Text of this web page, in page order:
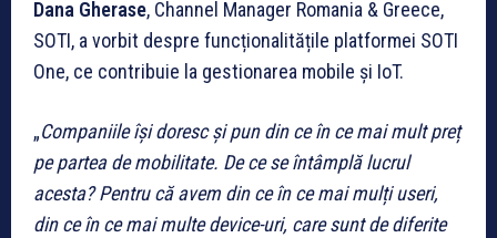
Dana Gherase, Channel Manager Romania & Greece,
SOTI, a vorbit despre funcționalitățile platformei SOTI
One, ce contribuie la gestionarea mobile și IoT.
„Companiile își doresc și pun din ce în ce mai mult preț
pe partea de mobilitate. De ce se întâmplă lucrul
acesta? Pentru că avem din ce în ce mai mulți useri,
din ce în ce mai multe device-uri, care sunt de diferite